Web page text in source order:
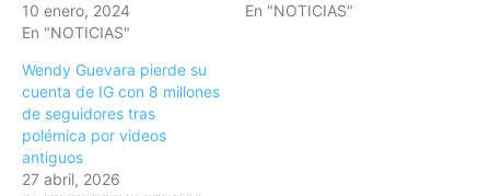
10 enero, 2024
En "NOTICIAS"
En "NOTICIAS"
Wendy Guevara pierde su
cuenta de IG con 8 millones
de seguidores tras
polémica por videos
antiguos
27 abril, 2026